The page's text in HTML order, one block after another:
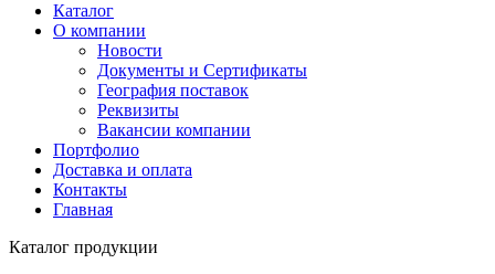
Каталог
О компании
Новости
Документы и Сертификаты
География поставок
Реквизиты
Вакансии компании
Портфолио
Доставка и оплата
Контакты
Главная
Каталог продукции